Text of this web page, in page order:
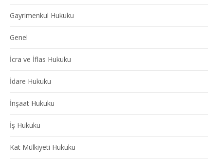
Gayrimenkul Hukuku
Genel
İcra ve İflas Hukuku
İdare Hukuku
İnşaat Hukuku
İş Hukuku
Kat Mülkiyeti Hukuku